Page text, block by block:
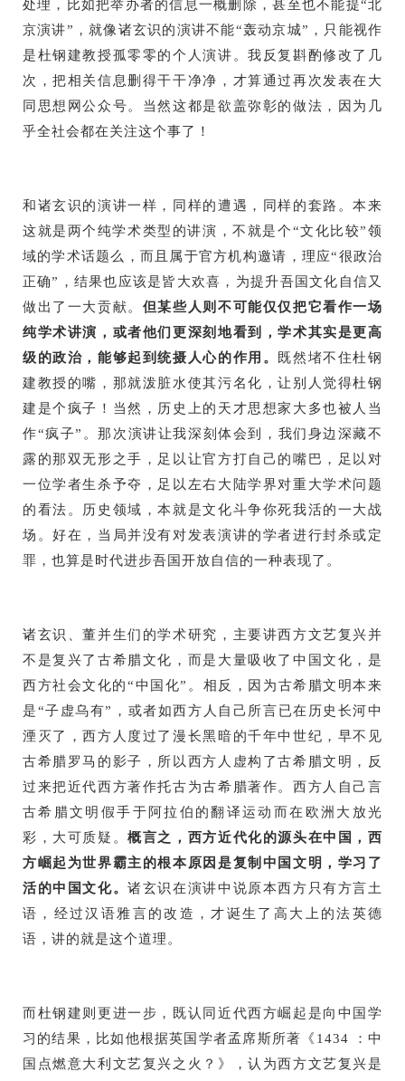
处理，比如把举办者的信息一概删除，甚至也不能提“北
京演讲”，就像诸玄识的演讲不能“轰动京城”，只能视作
是杜钢建教授孤零零的个人演讲。我反复斟酌修改了几
次，把相关信息删得干干净净，才算通过再次发表在大
同思想网公众号。当然这都是欲盖弥彰的做法，因为几
乎全社会都在关注这个事了！
和诸玄识的演讲一样，同样的遭遇，同样的套路。本来
这就是两个纯学术类型的讲演，不就是个“文化比较”领
域的学术话题么，而且属于官方机构邀请，理应“很政治
正确”，结果也应该是皆大欢喜，为提升吾国文化自信又
做出了一大贡献。 但某些人则不可能仅仅把它看作一场
纯学术讲演，或者他们更深刻地看到，学术其实是更高
级的政治，能够起到统摄人心的作用。
既然堵不住杜钢
建教授的嘴，那就泼脏水使其污名化，让别人觉得杜钢
建是个疯子！当然，历史上的天才思想家大多也被人当
作“疯子”。那次演讲让我深刻体会到，我们身边深藏不
露的那双无形之手，足以让官方打自己的嘴巴，足以对
一位学者生杀予夺，足以左右大陆学界对重大学术问题
的看法。历史领域，本就是文化斗争你死我活的一大战
场。好在，当局并没有对发表演讲的学者进行封杀或定
罪，也算是时代进步吾国开放自信的一种表现了。
诸玄识、董并生们的学术研究，主要讲西方文艺复兴并
不是复兴了古希腊文化，而是大量吸收了中国文化，是
西方社会文化的“中国化”。相反，因为古希腊文明本来
是“子虚乌有”，或者如西方人自己所言已在历史长河中
湮灭了，西方人度过了漫长黑暗的千年中世纪，早不见
古希腊罗马的影子，所以西方人虚构了古希腊文明，反
过来把近代西方著作托古为古希腊著作。西方人自己言
古希腊文明假手于阿拉伯的翻译运动而在欧洲大放光
彩，大可质疑。概言之，西方近代化的源头在中国，西
方崛起为世界霸主的根本原因是复制中国文明，学习了
活的中国文化。诸玄识在演讲中说原本西方只有方言土
语，经过汉语雅言的改造，才诞生了高大上的法英德
语，讲的就是这个道理。
而杜钢建则更进一步，既认同近代西方崛起是向中国学
习的结果，比如他根据英国学者孟席斯所著《1434 ：中
国点燃意大利文艺复兴之火？》，认为西方文艺复兴是